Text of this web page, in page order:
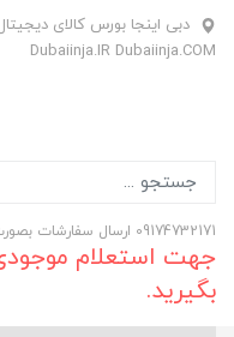
دبی اینجا بورس کالای
Dubaiinja.IR Dubaiinja.COM
09174732171 ارسال سفارشات بصورت پس‌کرایه تیپاکس
جهت استعلام
بگیرید.